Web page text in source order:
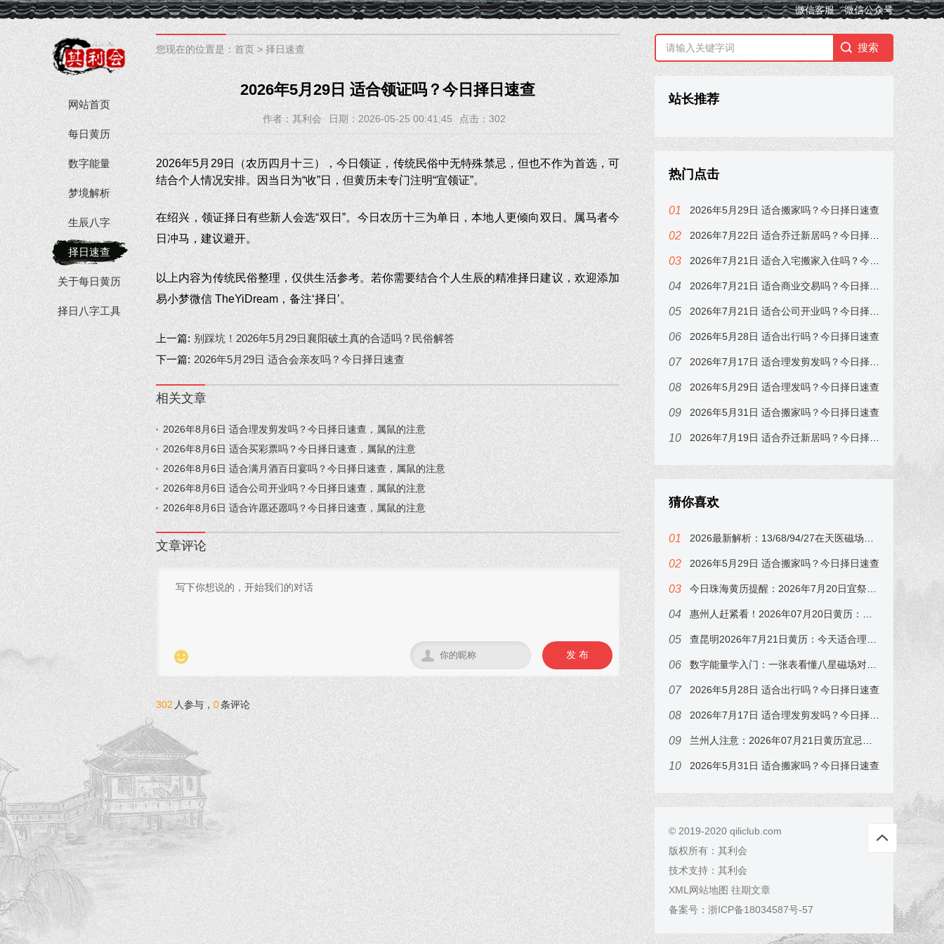
微信客服 微信公众号
网站首页
每日黄历
数字能量
梦境解析
生辰八字
择日速查
关于每日黄历
择日八字工具
您现在的位置是： 首页 > 择日速查
2026年5月29日 适合领证吗？今日择日速查
作者：其利会 日期：2026-05-25 00:41:45 点击： 302
2026年5月29日（农历四月十三），今日领证，传统民俗中无特殊禁忌，但也不作为首选，可
结合个人情况安排。因当日为“收”日，但黄历未专门注明“宜领证”。
在绍兴，领证择日有些新人会选“双日”。今日农历十三为单日，本地人更倾向双日。属马者今
日冲马，建议避开。
以上内容为传统民俗整理，仅供生活参考。若你需要结合个人生辰的精准择日建议，欢迎添加
易小梦微信 TheYiDream，备注‘择日’。
上一篇: 别踩坑！2026年5月29日襄阳破土真的合适吗？民俗解答
下一篇: 2026年5月29日 适合会亲友吗？今日择日速查
相关文章
2026年8月6日 适合理发剪发吗？今日择日速查，属鼠的注意
2026年8月6日 适合买彩票吗？今日择日速查，属鼠的注意
2026年8月6日 适合满月酒百日宴吗？今日择日速查，属鼠的注意
2026年8月6日 适合公司开业吗？今日择日速查，属鼠的注意
2026年8月6日 适合许愿还愿吗？今日择日速查，属鼠的注意
文章评论
 发 布

302 人参与， 0条评论
站长推荐
热门点击
2026年5月29日 适合搬家吗？今日择日速查
2026年7月22日 适合乔迁新居吗？今日择日速查，属龙的注意
2026年7月21日 适合入宅搬家入住吗？今日择日速查，属兔的注意
2026年7月21日 适合商业交易吗？今日择日速查，属兔的注意
2026年7月21日 适合公司开业吗？今日择日速查，属兔的注意
2026年5月28日 适合出行吗？今日择日速查
2026年7月17日 适合理发剪发吗？今日择日速查，属猪的注意
2026年5月29日 适合理发吗？今日择日速查
2026年5月31日 适合搬家吗？今日择日速查
2026年7月19日 适合乔迁新居吗？今日择日速查，属牛的注意
猜你喜欢
2026最新解析：13/68/94/27在天医磁场中的财运表现，别忽视！
2026年5月29日 适合搬家吗？今日择日速查
今日珠海黄历提醒：2026年7月20日宜祭祀，冲鸡，下午子时最吉利
惠州人赶紧看！2026年07月20日黄历：冲鸡煞西，这3个时辰要避开
查昆明2026年7月21日黄历：今天适合理发吗？宜祭祀祈福，答案来了
数字能量学入门：一张表看懂八星磁场对财运、事业、感情、健康的影响（附真实手机号案例）
2026年5月28日 适合出行吗？今日择日速查
2026年7月17日 适合理发剪发吗？今日择日速查，属猪的注意
兰州人注意：2026年07月21日黄历宜忌早知道，尤其属狗的
2026年5月31日 适合搬家吗？今日择日速查
© 2019-2020 qiliclub.com
版权所有： 其利会
技术支持： 其利会
XML网站地图 往期文章
备案号： 浙ICP备18034587号-57